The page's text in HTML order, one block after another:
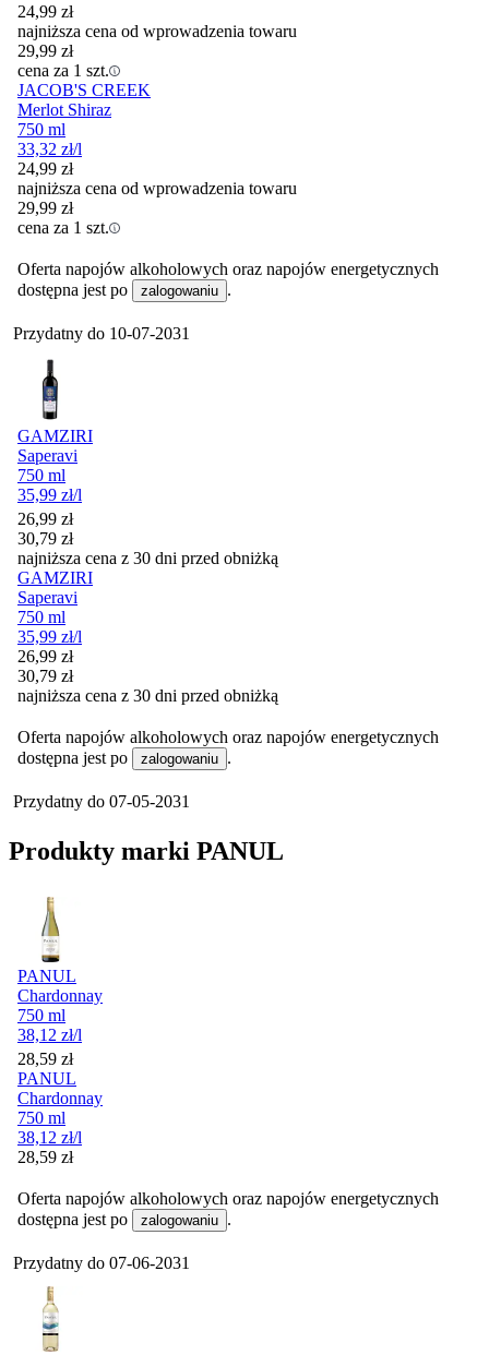
24,99 zł
najniższa cena od wprowadzenia towaru
29,99 zł
cena za 1 szt.
JACOB'S CREEK
Merlot Shiraz
750 ml
33,32 zł/l
24,99 zł
najniższa cena od wprowadzenia towaru
29,99 zł
cena za 1 szt.
Oferta napojów alkoholowych oraz napojów energetycznych
dostępna jest po
zalogowaniu .
Przydatny do 10-07-2031
GAMZIRI
Saperavi
750 ml
35,99 zł/l
Cena promocyjna
26,99 zł
30,79 zł
najniższa cena z 30 dni przed obniżką
GAMZIRI
Saperavi
750 ml
35,99 zł/l
Cena promocyjna
26,99 zł
30,79 zł
najniższa cena z 30 dni przed obniżką
Oferta napojów alkoholowych oraz napojów energetycznych
dostępna jest po
zalogowaniu .
Przydatny do 07-05-2031
Produkty marki PANUL
PANUL
Chardonnay
750 ml
38,12 zł/l
Cena
28,59 zł
PANUL
Chardonnay
750 ml
38,12 zł/l
Cena
28,59 zł
Oferta napojów alkoholowych oraz napojów energetycznych
dostępna jest po
zalogowaniu .
Przydatny do 07-06-2031